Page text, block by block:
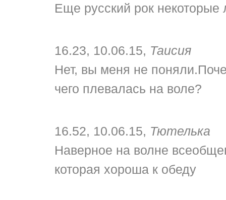
Еще русский рок некоторые
16.23, 10.06.15, Таисия
Нет, вы меня не
чего плевалась на воле?
16.52, 10.06.15, Тютелька
Наверное на волне
которая хороша к обеду